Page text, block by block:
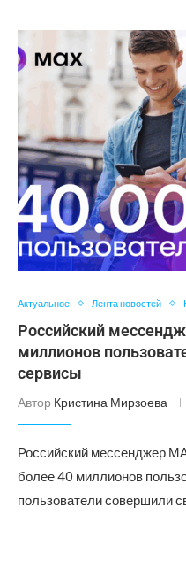
Актуальное Лента новостей
Российский
миллионов
сервисы
Автор Кристина Мирзоева
Российский мессенджер
более 40 миллионов
пользователи совершили